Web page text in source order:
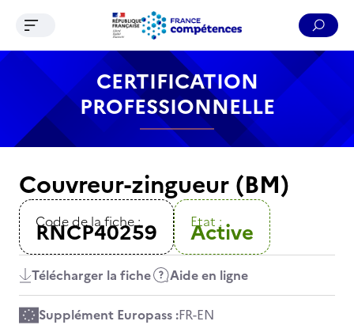
Contenu Recherche Menu Pied de page
Ouvrir le menu de navigation
CERTIFICATION
PROFESSIONNELLE
Couvreur-zingueur (BM)
Code de la fiche :
RNCP40259 Etat :
Active
Télécharger la fiche Aide en ligne
Supplément Europass :FR-EN